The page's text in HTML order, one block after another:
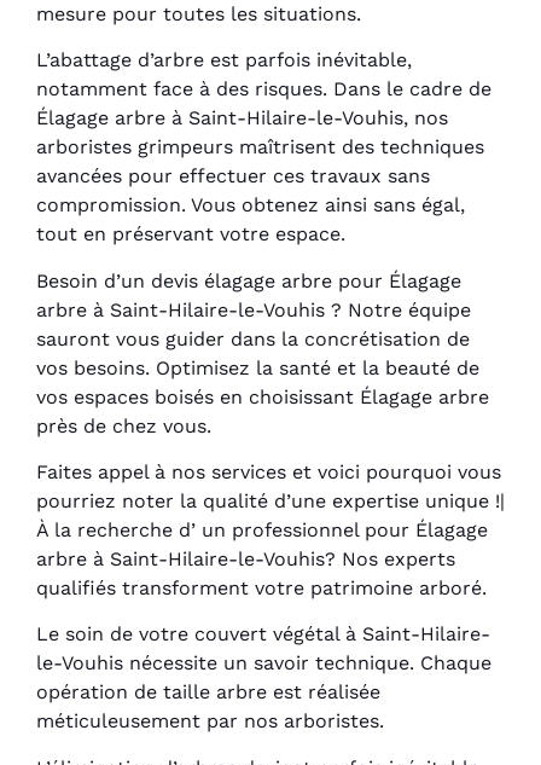
mesure pour toutes les situations.
L’abattage d’arbre est parfois inévitable,
notamment face à des risques. Dans le cadre de
Élagage arbre à Saint-Hilaire-le-Vouhis, nos
arboristes grimpeurs maîtrisent des techniques
avancées pour effectuer ces travaux sans
compromission. Vous obtenez ainsi sans égal,
tout en préservant votre espace.
Besoin d’un devis élagage arbre pour Élagage
arbre à Saint-Hilaire-le-Vouhis ? Notre équipe
sauront vous guider dans la concrétisation de
vos besoins. Optimisez la santé et la beauté de
vos espaces boisés en choisissant Élagage arbre
près de chez vous.
Faites appel à nos services et voici pourquoi vous
pourriez noter la qualité d’une expertise unique !|
À la recherche d’ un professionnel pour Élagage
arbre à Saint-Hilaire-le-Vouhis? Nos experts
qualifiés transforment votre patrimoine arboré.
Le soin de votre couvert végétal à Saint-Hilaire-
le-Vouhis nécessite un savoir technique. Chaque
opération de taille arbre est réalisée
méticuleusement par nos arboristes.